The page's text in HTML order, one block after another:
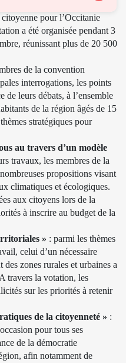
pour l’Occitanie
a été organisée pendant 3
réunissant plus de 20 500
de la convention
interrogations, les points
de leurs débats, à l’ensemble
de la région âgés de 15
stratégiques pour
au travers d’un modèle
travaux, les membres de la
propositions visant
climatiques et écologiques.
aux citoyens lors de la
à inscrire au budget de la
» : parmi les thèmes
celui d’un nécessaire
zones rurales et urbaines a
travers la votation, les
sur les priorités à retenir
de la citoyenneté » :
pour tous ses
de la démocratie
afin notamment de